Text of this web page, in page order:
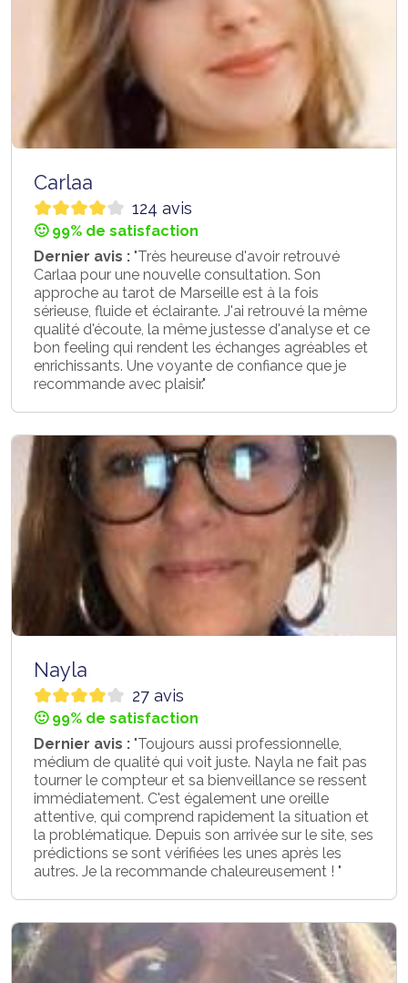
Carlaa
124 avis
🙂 99% de satisfaction
Dernier avis : "Très heureuse d'avoir retrouvé
Carlaa pour une nouvelle consultation. Son
approche au tarot de Marseille est à la fois
sérieuse, fluide et éclairante. J'ai retrouvé la même
qualité d'écoute, la même justesse d'analyse et ce
bon feeling qui rendent les échanges agréables et
enrichissants. Une voyante de confiance que je
recommande avec plaisir."
Nayla
27 avis
🙂 99% de satisfaction
Dernier avis : "Toujours aussi professionnelle,
médium de qualité qui voit juste. Nayla ne fait pas
tourner le compteur et sa bienveillance se ressent
immédiatement. C'est également une oreille
attentive, qui comprend rapidement la situation et
la problématique. Depuis son arrivée sur le site, ses
prédictions se sont vérifiées les unes après les
autres. Je la recommande chaleureusement ! "